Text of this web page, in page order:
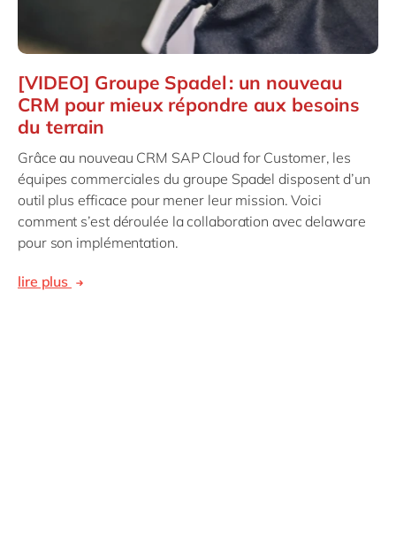
[VIDEO] Groupe Spadel : un nouveau
CRM pour mieux répondre aux besoins
du terrain
Grâce au nouveau CRM SAP Cloud for Customer, les
équipes commerciales du groupe Spadel disposent d’un
outil plus efficace pour mener leur mission. Voici
comment s’est déroulée la collaboration avec delaware
pour son implémentation.
lire plus